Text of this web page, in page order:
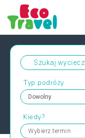
Typ podróży
Kiedy?
Wybierz termin